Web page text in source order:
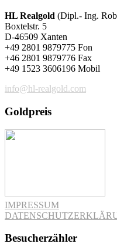
HL Realgold (Dipl.- Ing.
Boxtelstr. 5
D-46509 Xanten
+49 2801 9879775 Fon
+46 2801 9879776 Fax
+49 1523 3606196 Mobil
info@hl-realgold.com
Goldpreis
IMPRESSUM
Besucherzähler